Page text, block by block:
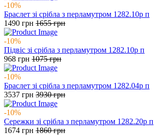
-10%
Браслет зі срібла з перламутром 1282.10р п
1490 грн 1655грн
-10%
Підвіс зі срібла з перламутром 1282.10р п
968 грн 1075грн
-10%
Браслет зі срібла з перламутром 1282.04р п
3537 грн 3930грн
-10%
Сережки зі срібла з перламутром 1282.20р п
1674 грн 1860грн